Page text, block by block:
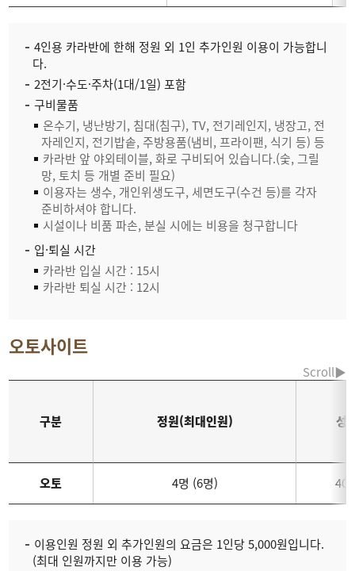
4인용 카라반에 한해 정원 외 1인 추가인원 이용이 가능합니
다.
2전기·수도·주차(1대/1일) 포함
구비물품
온수기, 냉난방기, 침대(침구), TV, 전기레인지, 냉장고, 전
자레인지, 전기밥솥, 주방용품(냄비, 프라이팬, 식기 등) 등
카라반 앞 야외테이블, 화로 구비되어 있습니다.(숯, 그릴
망, 토치 등 개별 준비 필요)
이용자는 생수, 개인위생도구, 세면도구(수건 등)를 각자
준비하셔야 합니다.
시설이나 비품 파손, 분실 시에는 비용을 청구합니다
입·퇴실 시간
카라반 입실 시간 : 15시
카라반 퇴실 시간 : 12시
오토사이트
구분 정원(최대인원) 성
오토 4명 (6명)
이용인원 정원 외 추가인원의 요금은 1인당 5,000원입니다.
(최대 인원까지만 이용 가능)